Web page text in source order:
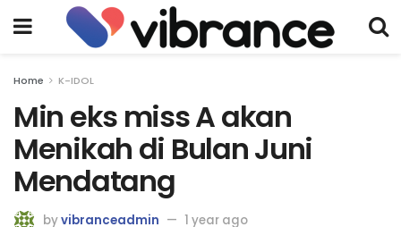
Home K-IDOL
Min eks miss A akan
Menikah di Bulan Juni
Mendatang
byvibranceadmin 1 year ago